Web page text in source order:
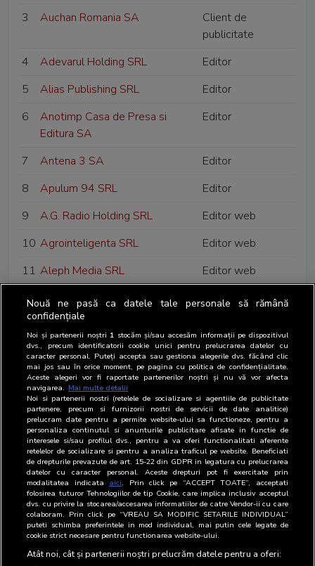
3
Auchan Romania SA
Client de
publicitate
4
Adevarul Holding SRL
Editor
5
Alias Publishing SRL
Editor
6
Anotimp Casa de Presa si
Editura SA
Editor
7 Antena 3 SA
Editor
8
Apulum 94 SRL
Editor
9
A.G. Radio Holding SRL
Editor web
10 Agrointeligenta SRL
Editor web
11 Aleph Media SRL
Editor web
12 All Media Company SRL
Editor web
Ana Online Solutions SRL
14 Ancore Media SRL
Editor web
15 Antena TV Group SA
Editor web
16 ARC MEDIA PUBLISHING S.R.L
Editor web
17 Asociatia Digital Bridge
Editor web
18 Asociatia Festivalul de Film
Transilvania (AFFT)
Organizator de
evenimente
19 ABC Plus Media SA
Radio difuzor
20 ARBOmedia SRL
Regie de
publicitate
Nouă ne pasă ca datele tale personale să rămână
confidențiale
Noi și partenerii noștri 1 stocăm și/sau accesăm informații pe dispozitivul
dvs., precum identificatorii cookie unici pentru prelucrarea datelor cu
caracter personal. Puteți accepta sau gestiona alegerile dvs. făcând clic
mai jos sau în orice moment, pe pagina cu politica de confidențialitate.
Aceste alegeri vor fi raportate partenerilor noștri și nu vă vor afecta
navigarea. Mai multe detalii
Noi si partenerii nostri (retelele de socializare si agentiile de publicitate
partenere, precum si furnizorii nostri de servicii de date analitice)
prelucram date pentru a permite website-ului sa functioneze, pentru a
personaliza continutul si anunturile publicitare afisate in functie de
interesele si/sau profilul dvs., pentru a va oferi functionalitati aferente
retelelor de socializare si pentru a analiza traficul pe website. Beneficiati
de drepturile prevazute de art. 15-22 din GDPR in legatura cu prelucrarea
datelor cu caracter personal. Aceste drepturi pot fi exercitate prin
modalitatea indicata aici. Prin click pe “ACCEPT TOATE”, acceptati
folosirea tuturor Tehnologiilor de tip Cookie, care implica inclusiv acceptul
dvs. cu privire la stocarea/accesarea informatiilor de catre Vendor-ii cu care
colaboram. Prin click pe “VREAU SA MODIFIC SETARILE INDIVIDUAL”
puteti schimba preferintele in mod individual, mai putin cele legate de
cookie strict necesare pentru functionarea website-ului.
Atât noi, cât și partenerii noștri prelucrăm datele pentru a oferi: